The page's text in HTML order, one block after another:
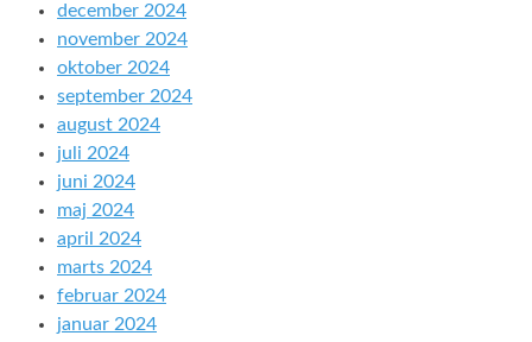
december 2024
november 2024
oktober 2024
september 2024
august 2024
juli 2024
juni 2024
maj 2024
april 2024
marts 2024
februar 2024
januar 2024